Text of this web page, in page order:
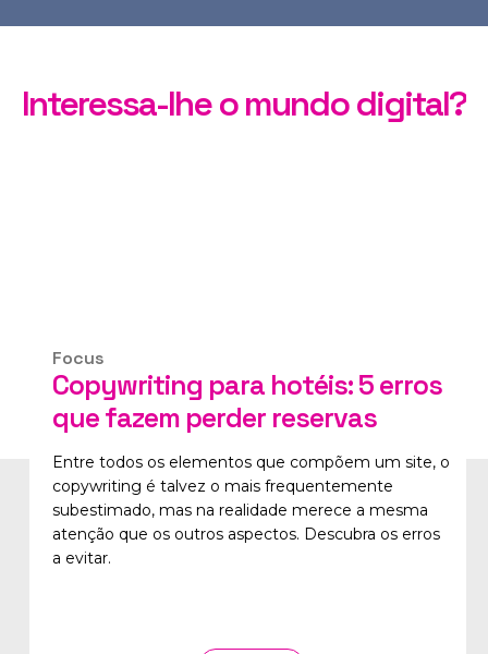
Interessa-lhe o mundo digital?
Focus
Copywriting para hotéis: 5 erros
que fazem perder reservas
Entre todos os elementos que compõem um site, o
copywriting é talvez o mais frequentemente
subestimado, mas na realidade merece a mesma
atenção que os outros aspectos. Descubra os erros
a evitar.